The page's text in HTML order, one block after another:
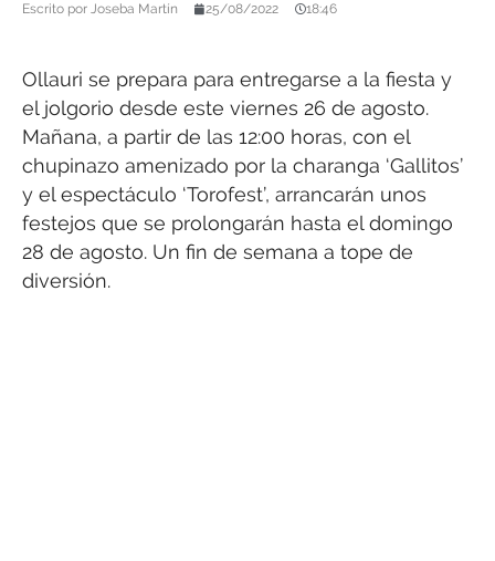
Escrito por Joseba Martín 25/08/2022 18:46
Ollauri se prepara para entregarse a la fiesta y
el jolgorio desde este viernes 26 de agosto.
Mañana, a partir de las 12:00 horas, con el
chupinazo amenizado por la charanga ‘Gallitos’
y el espectáculo ‘Torofest’, arrancarán unos
festejos que se prolongarán hasta el domingo
28 de agosto. Un fin de semana a tope de
diversión.